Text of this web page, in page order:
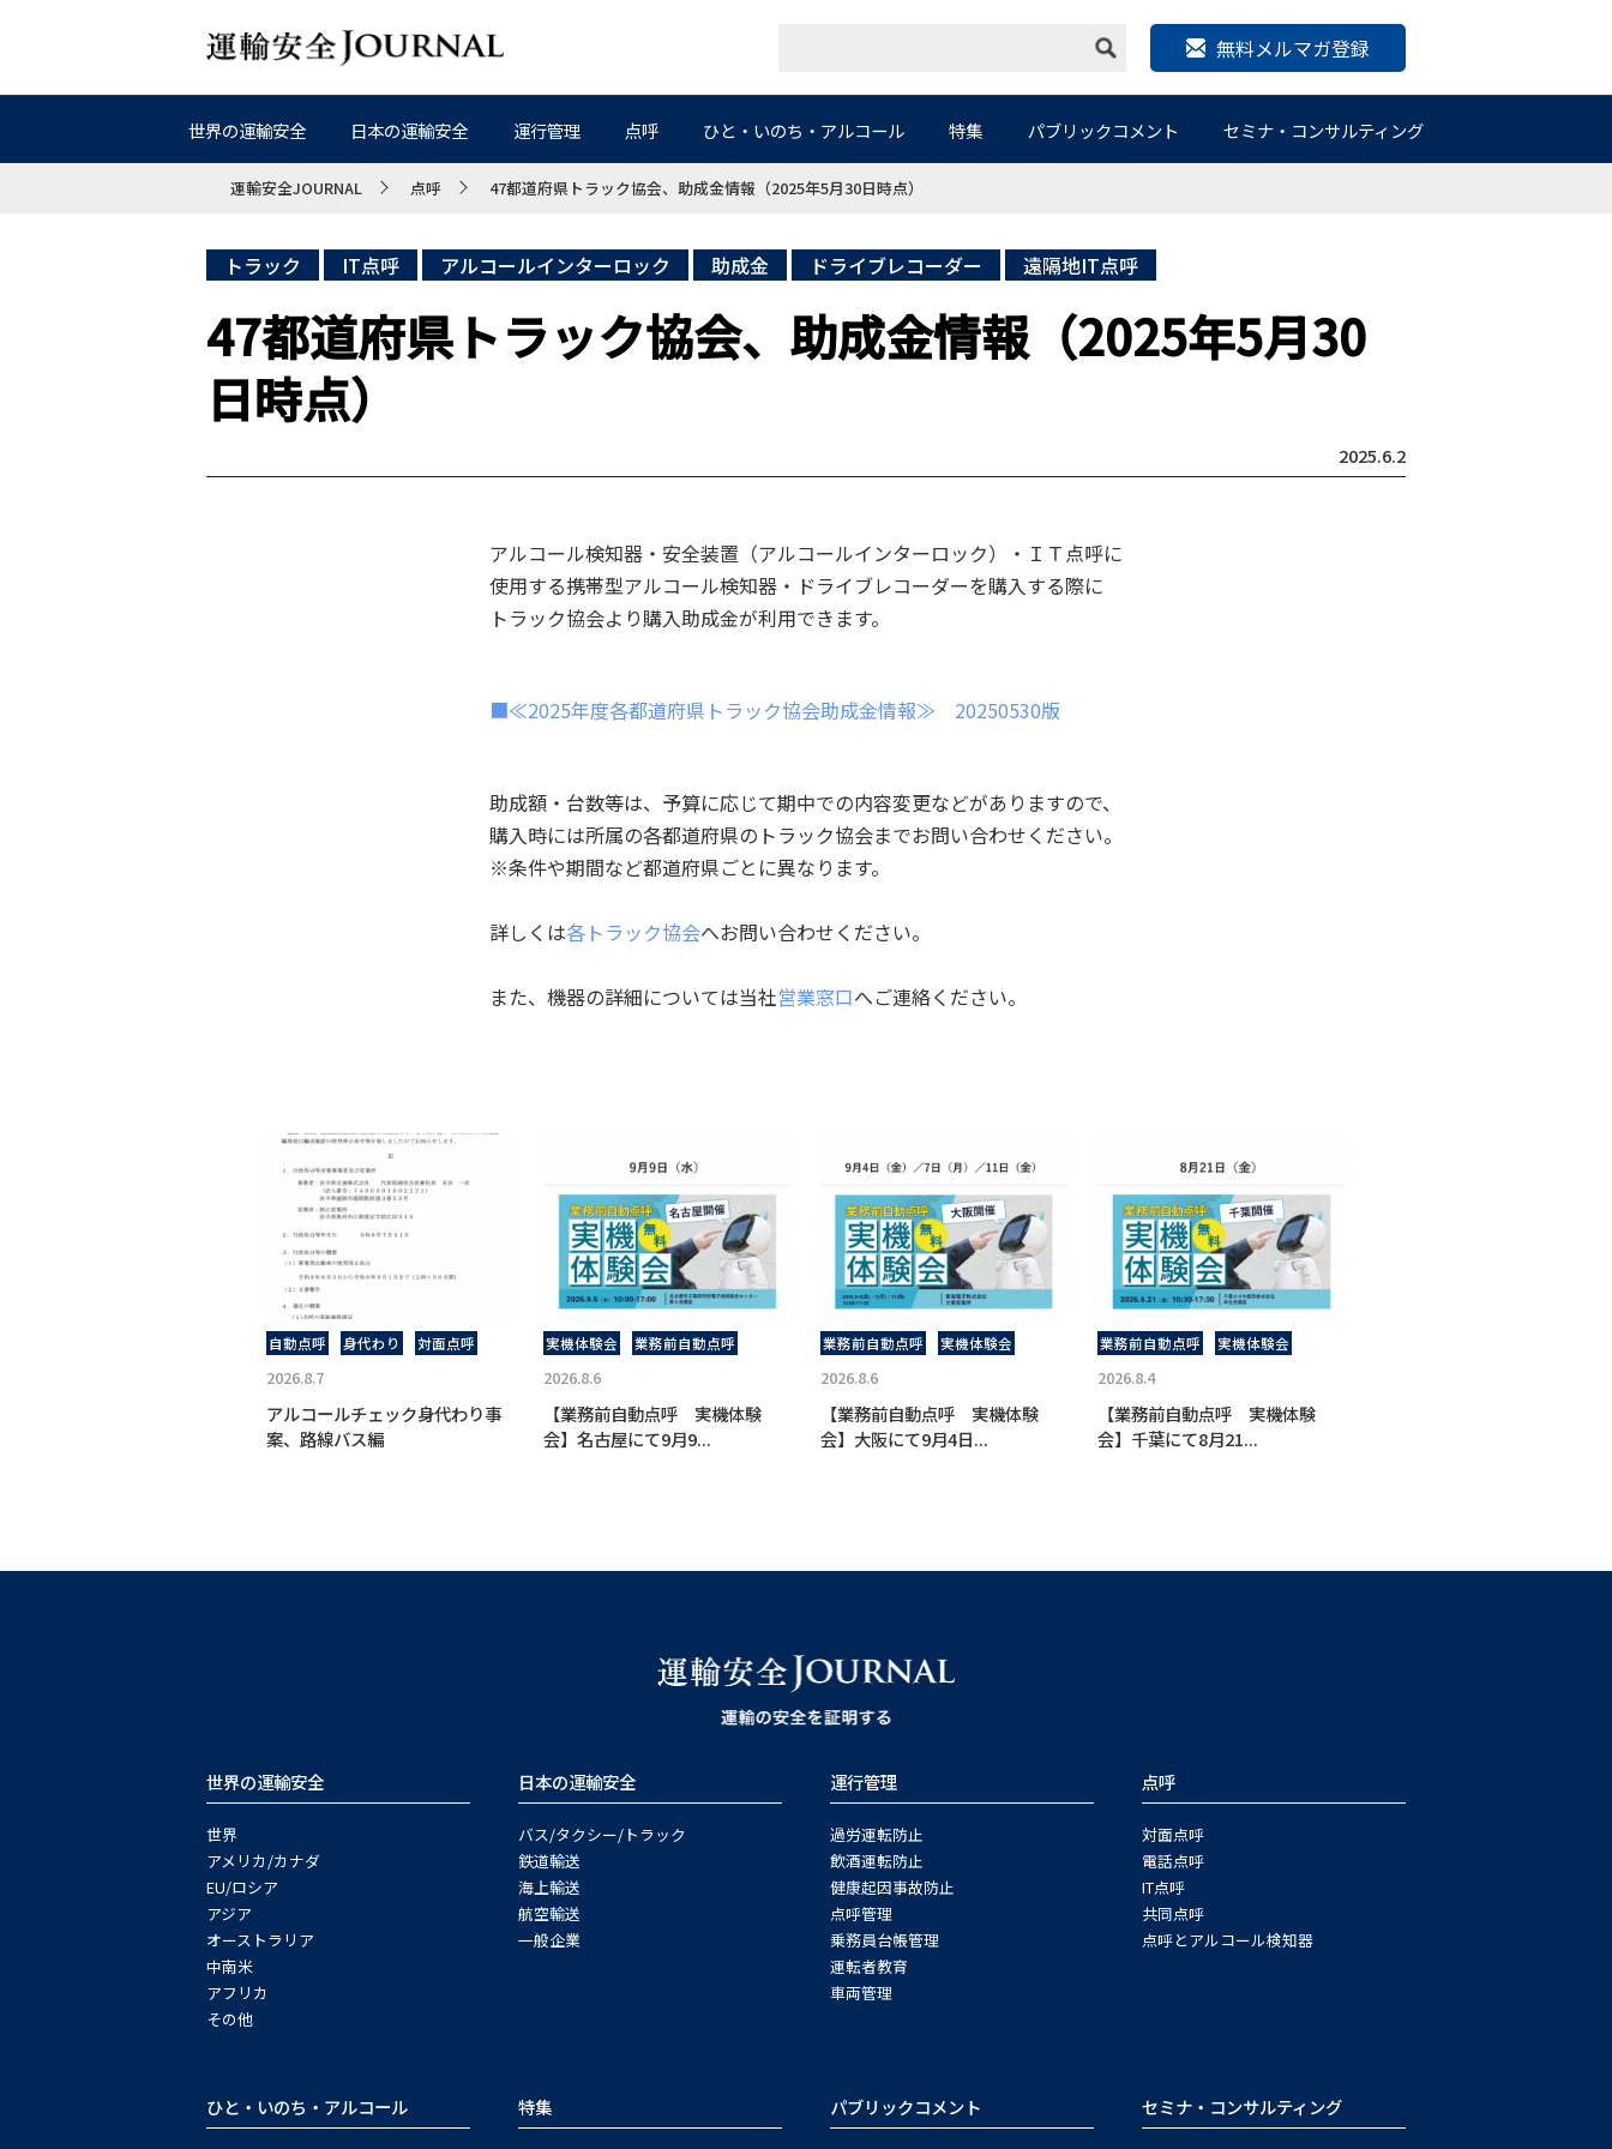
無料メルマガ登録
世界の運輸安全 日本の運輸安全 運行管理 点呼 ひと・いのち・アルコール 特集 パブリックコメント セミナ・コンサルティング
運輸安全JOURNAL 点呼 47都道府県トラック協会、助成金情報（2025年5月30日時点）
トラック IT点呼 アルコールインターロック 助成金 ドライブレコーダー 遠隔地IT点呼
47都道府県トラック協会、助成金情報（2025年5月30
日時点）
2025.6.2
アルコール検知器・安全装置（アルコールインターロック）・ＩＴ点呼に
使用する携帯型アルコール検知器・ドライブレコーダーを購入する際に
トラック協会より購入助成金が利用できます。
■≪2025年度各都道府県トラック協会助成金情報≫ 20250530版
助成額・台数等は、予算に応じて期中での内容変更などがありますので、
購入時には所属の各都道府県のトラック協会までお問い合わせください。
※条件や期間など都道府県ごとに異なります。
詳しくは各トラック協会へお問い合わせください。
また、機器の詳細については当社営業窓口へご連絡ください。
自動点呼 身代わり 対面点呼
2026.8.7
アルコールチェック身代わり事
案、路線バス編
実機体験会 業務前自動点呼
2026.8.6
【業務前自動点呼 実機体験
会】名古屋にて9月9...
業務前自動点呼 実機体験会
2026.8.6
【業務前自動点呼 実機体験
会】大阪にて9月4日...
業務前自動点呼 実機体験会
2026.8.4
【業務前自動点呼 実機体験
会】千葉にて8月21...
世界の運輸安全
世界
アメリカ/カナダ
EU/ロシア
アジア
オーストラリア
中南米
アフリカ
その他
日本の運輸安全
バス/タクシー/トラック
鉄道輸送
海上輸送
航空輸送
一般企業
運行管理
過労運転防止
飲酒運転防止
健康起因事故防止
点呼管理
乗務員台帳管理
運転者教育
車両管理
点呼
対面点呼
電話点呼
IT点呼
共同点呼
点呼とアルコール検知器
ひと・いのち・アルコール 特集 パブリックコメント セミナ・コンサルティング